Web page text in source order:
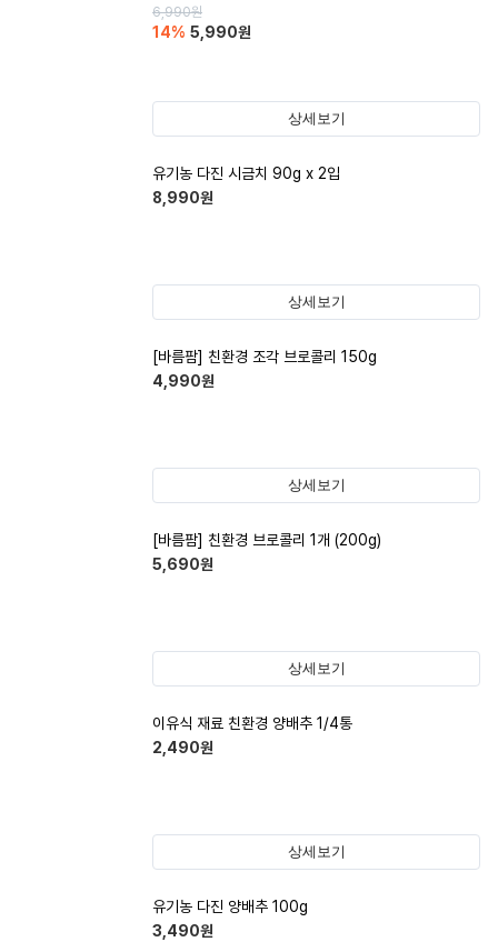
6,990원
14% 5,990원
상세보기
유기농 다진 시금치 90g x 2입
8,990원
상세보기
[바름팜] 친환경 조각 브로콜리 150g
4,990원
상세보기
[바름팜] 친환경 브로콜리 1개 (200g)
5,690원
상세보기
이유식 재료 친환경 양배추 1/4통
2,490원
상세보기
유기농 다진 양배추 100g
3,490원